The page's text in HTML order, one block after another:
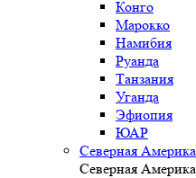
Конго
Марокко
Намибия
Руанда
Танзания
Уганда
Эфиопия
ЮАР
Северная Америка
Северная Америка